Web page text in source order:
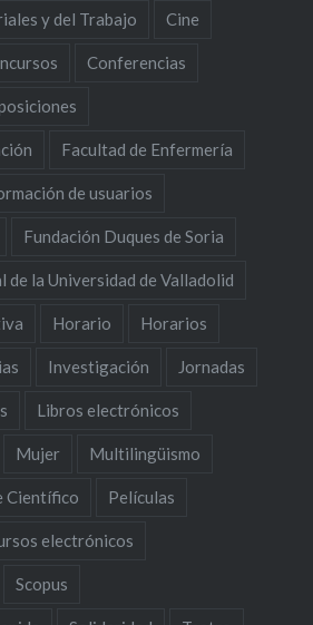
y del Trabajo Cine
Conferencias
Facultad de Enfermería
de usuarios
Fundación Duques de Soria
de la Universidad de Valladolid
Horario Horarios
Investigación Jornadas
Libros electrónicos
Mujer Multilingüismo
Científico Películas
electrónicos
Scopus